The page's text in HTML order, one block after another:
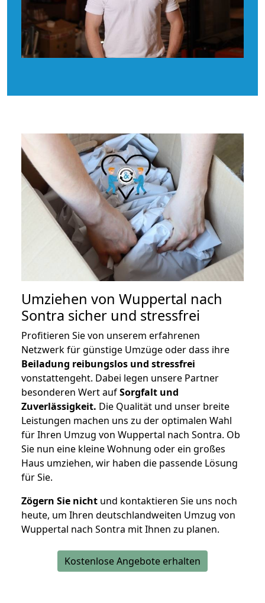
Umziehen von Wuppertal nach
Sontra sicher und stressfrei
Profitieren Sie von unserem erfahrenen
Netzwerk für günstige Umzüge oder dass ihre
Beiladung reibungslos und stressfrei
vonstattengeht. Dabei legen unsere Partner
besonderen Wert aufSorgfalt und
Zuverlässigkeit. Die Qualität und unser breite
Leistungen machen uns zu der optimalen Wahl
für Ihren Umzug von Wuppertal nach Sontra. Ob
Sie nun eine kleine Wohnung oder ein großes
Haus umziehen, wir haben die passende Lösung
für Sie.
Zögern Sie nicht und kontaktieren Sie uns noch
heute, um Ihren deutschlandweiten Umzug von
Wuppertal nach Sontra mit Ihnen zu planen.
Kostenlose Angebote erhalten